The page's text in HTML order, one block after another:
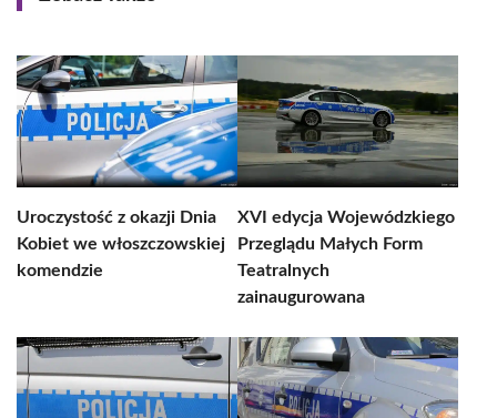
Uroczystość z okazji Dnia
Kobiet we włoszczowskiej
komendzie
XVI edycja Wojewódzkiego
Przeglądu Małych Form
Teatralnych
zainaugurowana